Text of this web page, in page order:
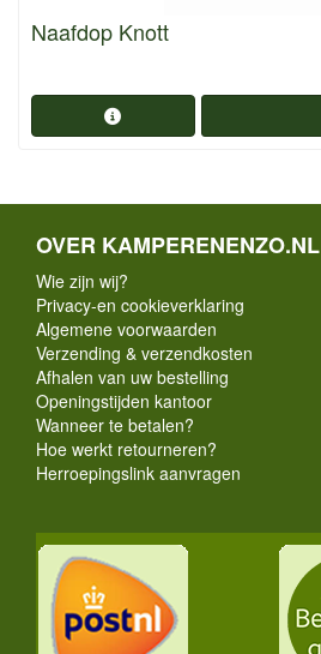
Naafdop Knott
OVER KAMPERENENZO.NL
Wie zijn wij?
Privacy-en cookieverklaring
Algemene voorwaarden
Verzending & verzendkosten
Afhalen van uw bestelling
Openingstijden kantoor
Wanneer te betalen?
Hoe werkt retourneren?
Herroepingslink aanvragen